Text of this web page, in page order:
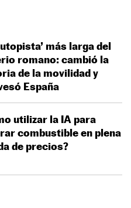
más larga del
romano: cambió la
de la movilidad y
España
utilizar la IA para
combustible en plena
de precios?